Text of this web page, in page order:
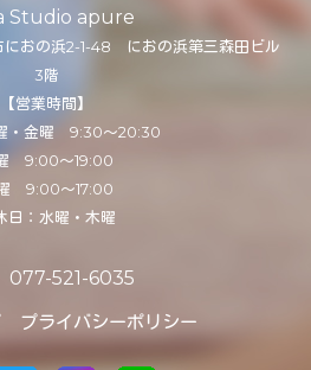
Studio apure
おの浜2-1-48 におの浜第三森田ビル
3階
【営業時間】
・金曜 9:30～20:30
9:00～19:00
9:00～17:00
日：水曜・木曜
077-521-6035
プライバシーポリシー